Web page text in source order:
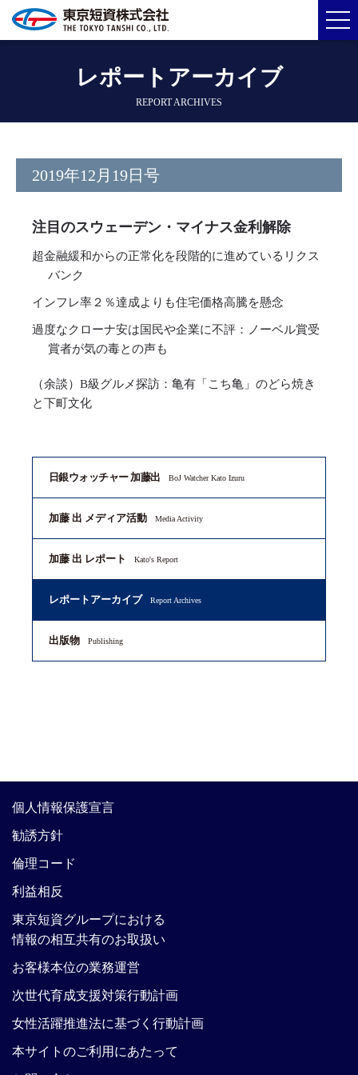
レポートアーカイブ
REPORT ARCHIVES
2019年12月19日号
注目のスウェーデン・マイナス金利解除
超金融緩和からの正常化を段階的に進めているリクス
バンク
インフレ率２％達成よりも住宅価格高騰を懸念
過度なクローナ安は国民や企業に不評：ノーベル賞受
賞者が気の毒との声も
（余談）B級グルメ探訪：亀有「こち亀」のどら焼き
と下町文化
日銀ウォッチャー 加藤出 BoJ Watcher Kato Izuru
加藤 出 メディア活動 Media Activity
加藤 出 レポート Kato's Report
レポートアーカイブ Report Archives
出版物 Publishing
個人情報保護宣言
勧誘方針
倫理コード
利益相反
東京短資グループにおける
情報の相互共有のお取扱い
お客様本位の業務運営
次世代育成支援対策行動計画
女性活躍推進法に基づく行動計画
本サイトのご利用にあたって